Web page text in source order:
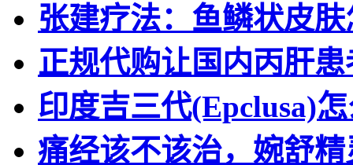
张建疗法：鱼鳞状皮
正规代购让国内丙肝
印度吉三代(Epclusa)
痛经该不该治，婉舒